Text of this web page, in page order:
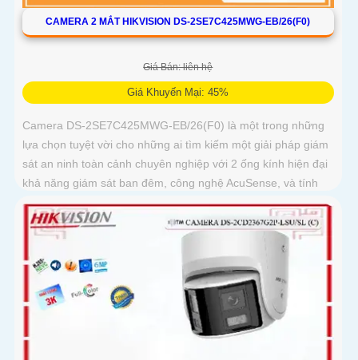
CAMERA 2 MẮT HIKVISION DS-2SE7C425MWG-EB/26(F0)
Giá Bán: liên hệ
Giá Khuyến Mại: 45%
Camera DS-2SE7C425MWG-EB/26(F0) là một trong những
lựa chọn tuyệt vời cho những ai tìm kiếm một giải pháp giám
sát an ninh toàn cảnh chuyên nghiệp với 2 ống kính hiện đại
khả năng giám sát ban đêm, công nghệ AcuSense, và tính
năng cảnh báo còi đèn giúp bảo vệ an ninh một cách tối ưu.